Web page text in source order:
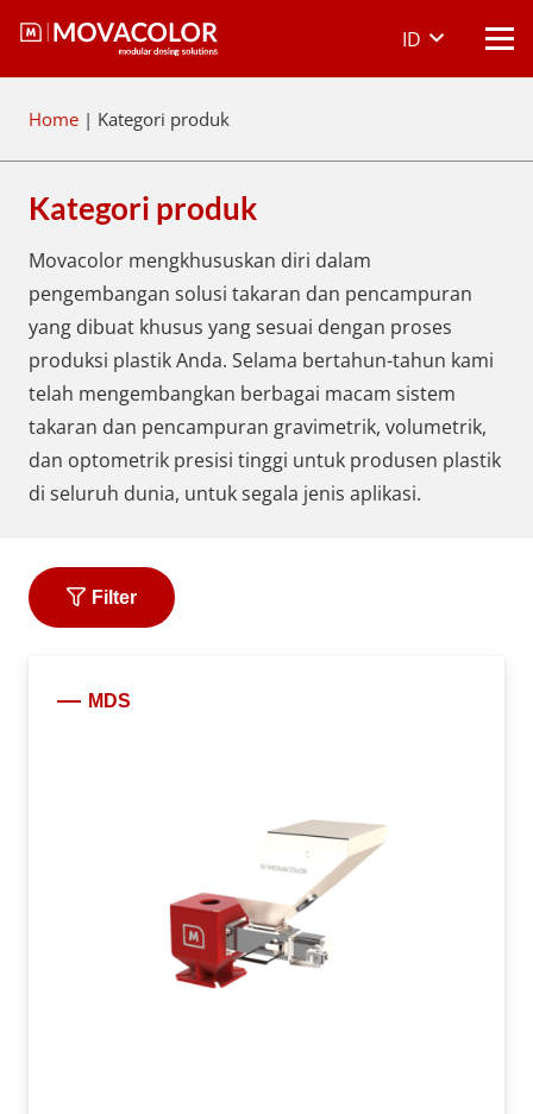
ID
Home | Kategori produk
Kategori produk
Movacolor mengkhususkan diri dalam
pengembangan solusi takaran dan pencampuran
yang dibuat khusus yang sesuai dengan proses
produksi plastik Anda. Selama bertahun-tahun kami
telah mengembangkan berbagai macam sistem
takaran dan pencampuran gravimetrik, volumetrik,
dan optometrik presisi tinggi untuk produsen plastik
di seluruh dunia, untuk segala jenis aplikasi.
Filter
MDS